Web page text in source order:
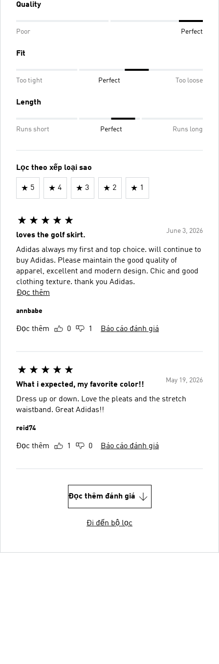
Quality
Poor Perfect
Fit
Too tight Perfect Too loose
Length
Runs short Perfect Runs long
Lọc theo xếp loại sao
5 4 3 2 1
June 3, 2026
loves the golf skirt.
Adidas always my first and top choice. will continue to
buy Adidas. Please maintain the good quality of
apparel, excellent and modern design. Chic and good
clothing texture. thank you Adidas.
Đọc thêm
annbabe
Đọc thêm 0 1 Báo cáo đánh giá
May 19, 2026
What i expected, my favorite color!!
Dress up or down. Love the pleats and the stretch
waistband. Great Adidas!!
reid74
Đọc thêm 1 0 Báo cáo đánh giá
Đọc thêm đánh giá
Đi đến bộ lọc